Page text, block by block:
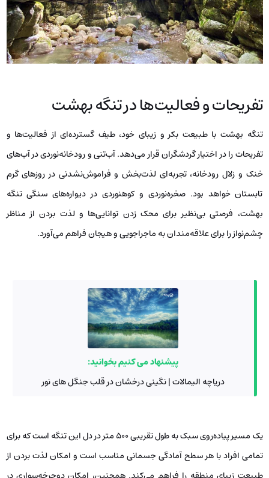
تفریحات و فعالیت‌ها در تنگه بهشت
تنگه بهشت با طبیعت بکر و زیبای خود، طیف گسترده‌ای از فعالیت‌ها و
تفریحات را در اختیار گردشگران قرار می‌دهد. آب‌تنی و رودخانه‌نوردی در آب‌های
خنک و زلال رودخانه، تجربه‌ای لذت‌بخش و فراموش‌نشدنی در روزهای گرم
تابستان خواهد بود. صخره‌نوردی و کوهنوردی در دیواره‌های سنگی تنگه
بهشت، فرصتی بی‌نظیر برای محک زدن توانایی‌ها و لذت بردن از مناظر
چشم‌نواز را برای علاقه‌مندان به ماجراجویی و هیجان فراهم می‌آورد.
پیشنهاد می کنیم بخوانید:
دریاچه الیمالات | نگینی درخشان در قلب جنگل های نور
یک مسیر پیاده‌روی سبک به طول تقریبی ۵۰۰ متر در دل این تنگه است که برای
تمامی افراد با هر سطح آمادگی جسمانی مناسب است و امکان لذت بردن از